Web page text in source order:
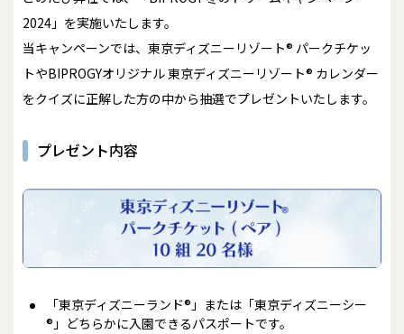
2024」を実施いたします。
当キャンペーンでは、東京ディズニーリゾート® パークチケッ
トやBIPROGYオリジナル 東京ディズニーリゾート® カレンダー
をクイズに正解した方の中から抽選でプレゼントいたします。
プレゼント内容
「東京ディズニーランド®」または「東京ディズニーシー
®」どちらかに入園できるパスポートです。